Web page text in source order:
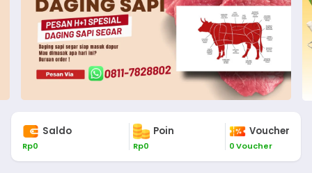
Saldo
Rp0
Poin
Rp0
Voucher
0 Voucher